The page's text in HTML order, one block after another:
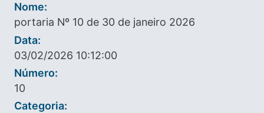
Nome:
portaria Nº 10 de 30 de janeiro 2026
Data:
03/02/2026 10:12:00
Número:
10
Categoria: